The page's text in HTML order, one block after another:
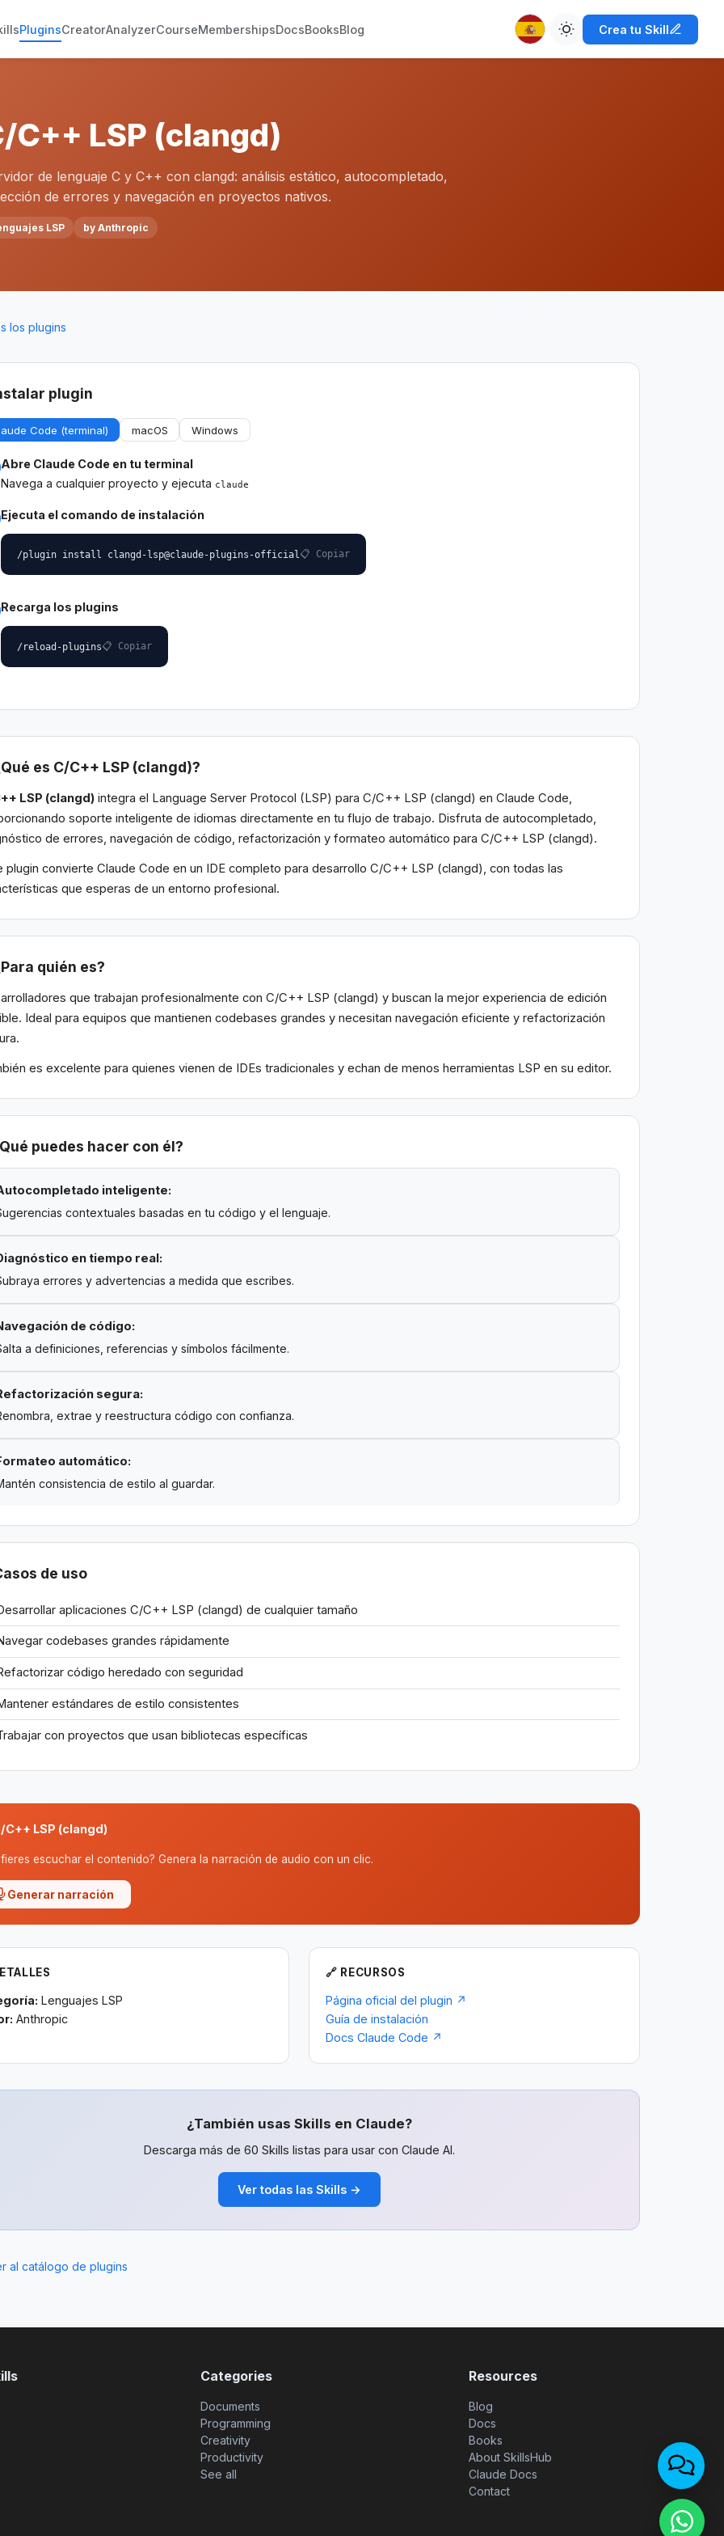
PluginsCreatorAnalyzerCourseMembershipsDocsBooksBlog Crea tu Skill
C++ LSP (clangd)
de lenguaje C y C++ con clangd: análisis estático, autocompletado,
de errores y navegación en proyectos nativos.
LSP by Anthropic
los plugins
plugin
Code (terminal) macOS Windows
Abre Claude Code en tu terminal
Navega a cualquier proyecto y ejecuta claude
Ejecuta el comando de instalación
/plugin install clangd-lsp@claude-plugins-official 📋 Copiar
Recarga los plugins
/reload-plugins📋 Copiar
es C/C++ LSP (clangd)?
LSP (clangd) integra el Language Server Protocol (LSP) para C/C++ LSP (clangd) en Claude Code,
soporte inteligente de idiomas directamente en tu flujo de trabajo. Disfruta de autocompletado,
de errores, navegación de código, refactorización y formateo automático para C/C++ LSP (clangd).
plugin convierte Claude Code en un IDE completo para desarrollo C/C++ LSP (clangd), con todas las
que esperas de un entorno profesional.
quién es?
que trabajan profesionalmente con C/C++ LSP (clangd) y buscan la mejor experiencia de edición
Ideal para equipos que mantienen codebases grandes y necesitan navegación eficiente y refactorización
es excelente para quienes vienen de IDEs tradicionales y echan de menos herramientas LSP en su editor.
puedes hacer con él?
inteligente:
contextuales basadas en tu código y el lenguaje.
en tiempo real:
errores y advertencias a medida que escribes.
de código:
a definiciones, referencias y símbolos fácilmente.
segura:
extrae y reestructura código con confianza.
automático:
consistencia de estilo al guardar.
de uso
aplicaciones C/C++ LSP (clangd) de cualquier tamaño
codebases grandes rápidamente
código heredado con seguridad
estándares de estilo consistentes
con proyectos que usan bibliotecas específicas
C++ LSP (clangd)
escuchar el contenido? Genera la narración de audio con un clic.
Generar narración
Lenguajes LSP
Anthropic
🔗 RECURSOS
Página oficial del plugin ↗
Guía de instalación
Docs Claude Code ↗
¿También usas Skills en Claude?
Descarga más de 60 Skills listas para usar con Claude AI.
Ver todas las Skills →
al catálogo de plugins
Categories
Documents
Programming
Creativity
Productivity
See all
Resources
Blog
Docs
Books
About SkillsHub
Claude Docs
Contact